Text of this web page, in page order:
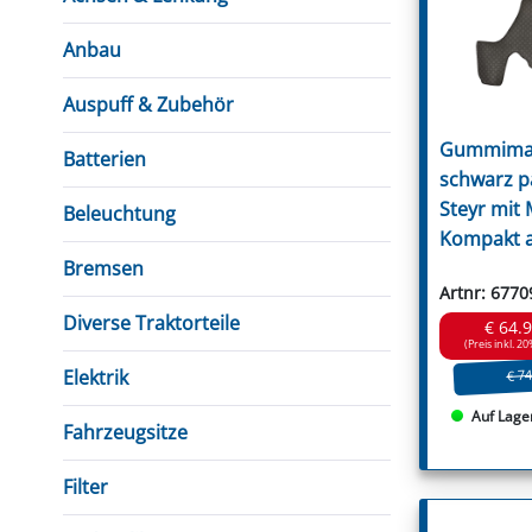
DIVERSE WERKZEUGE
FILTER GUMMI-
FUTTERTRÖGE & EIMER
SCHAUFELN
BOHRER & FRÄSER
Anbau
Auspuff & Zubehör
Batterien
Beleuchtung
Bremsen
Diverse Traktorteile
Elektrik
Fahrzeugsitze
Filter
schwarz
Steyr mit
Kompakt
Artnr:
€
(Preis inkl.
€
Auf